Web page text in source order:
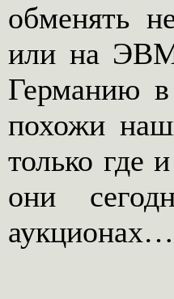
обменять
или на ЭВМ
Германию
похожи
только где
они
аукционах…